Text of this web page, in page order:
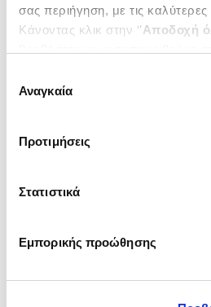
σας περιήγηση, με τις
Κάνοντας κλικ στην ‘’Αποδοχή
ενδιαφέρουν και να επιλέξετε
΄΄και να
συγκατάθεσης
Αναγκαία
Προτιμήσεις
Στατιστικά
Εμπορικής προώθησης